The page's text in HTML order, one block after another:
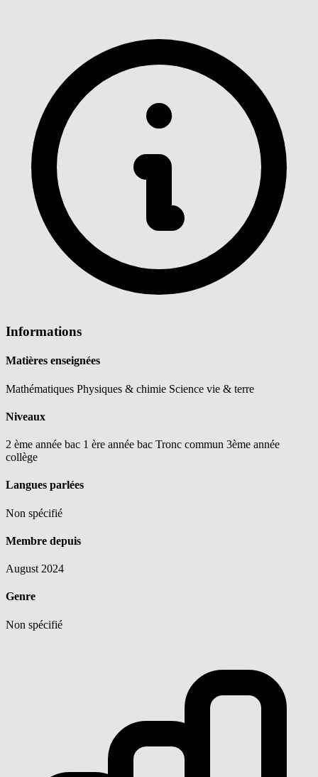
Informations
Matières enseignées
Mathématiques Physiques & chimie Science vie & terre
Niveaux
2 ème année bac 1 ère année bac Tronc commun 3ème année
collège
Langues parlées
Non spécifié
Membre depuis
August 2024
Genre
Non spécifié